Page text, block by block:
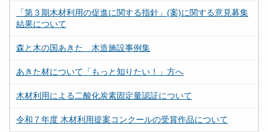
「第３期木材利用の促進に関する指針」(案)に関する意見募集
結果について
森と木の国あきた 木造施設事例集
あきた材について「もっと知りたい！」方へ
木材利用による二酸化炭素固定量認証について
令和７年度 木材利用提案コンクールの受賞作品について